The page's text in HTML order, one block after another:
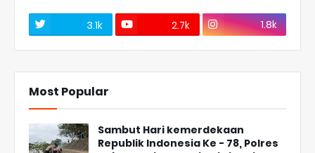
3.1k 2.7k 1.8k
Most Popular
Sambut Hari kemerdekaan
Republik Indonesia Ke - 78, Polres